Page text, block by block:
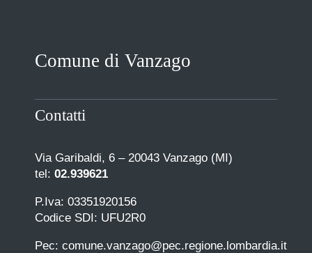
Comune di Vanzago
Contatti
Via Garibaldi, 6 – 20043 Vanzago (MI)
tel: 02.939621
P.Iva: 03351920156
Codice SDI: UFU2R0
Pec: comune.vanzago@pec.regione.lombardia.it